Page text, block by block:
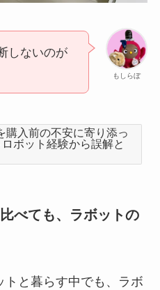
もしらぼ
しないのが
購入前の不安に寄り添っ
ボット経験から誤解と
べても、ラボットの
と暮らす中でも、ラボ